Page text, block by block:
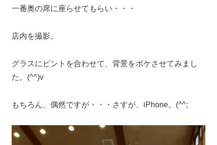
一番奥の席に座らせてもらい・・・
店内を撮影。
グラスにピントを合わせて、背景をボケさせてみまし
た。(^^)v
もちろん、偶然ですが・・・さすが、iPhone。(^^;